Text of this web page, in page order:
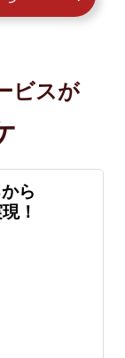
ビスが
ら
！